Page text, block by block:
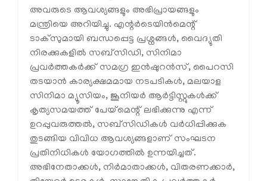
അവരുടെ ആവശ്യങ്ങളും അഭിപ്രായങ്ങളും
മന്ത്രിയെ അറിയിച്ചു. എന്റർടെയിൻമെന്റ്
ടാക്സുമായി ബന്ധപ്പെട്ട പ്രശ്നങ്ങൾ, വൈദ്യുതി
നിരക്കുകളിൽ സബ്‌സിഡി, സിനിമാ
പ്രവർത്തകർക്ക് സമഗ്ര ഇൻഷുറൻസ്, പൈറസി
തടയാൻ കാര്യക്ഷമമായ നടപടികൾ, മലയാള
സിനിമാ മ്യൂസിയം, ജൂനിയർ ആർട്ടിസ്റ്റുകൾക്ക്
കൃത്യസമയത്ത് പേയ്‌മെന്റ് ലഭിക്കുന്നു എന്ന്
ഉറപ്പുവരുത്തൽ, സബ്‌സിഡികൾ വർധിപ്പിക്കുക
തുടങ്ങിയ വിവിധ ആവശ്യങ്ങളാണ് സംഘടന
പ്രതിനിധികൾ യോഗത്തിൽ ഉന്നയിച്ചത്.
അഭിനേതാക്കൾ, നിർമാതാക്കൾ, വിതരണക്കാർ,